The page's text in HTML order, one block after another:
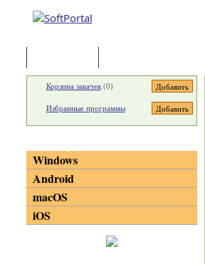
Корзина закачек(0)
Избранные программы
Windows
Android
macOS
iOS